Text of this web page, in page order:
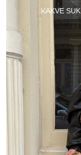
KAKVE